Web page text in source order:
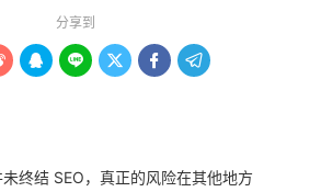
分享到
    
终结 SEO，真正的风险在其他地方